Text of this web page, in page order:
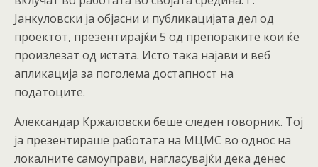
Јанкуловски ја објасни и публикацијата дел од
проектот, презентирајќи 5 од препораките кои ќе
произлезат од истата. Исто така најави и веб
апликација за поголема достапност на
податоците.
Александар Кржаловски беше следен говорник. Тој
ја презентираше работата на МЦМС во однос на
локалните самоуправи, нагласувајќи дека денес